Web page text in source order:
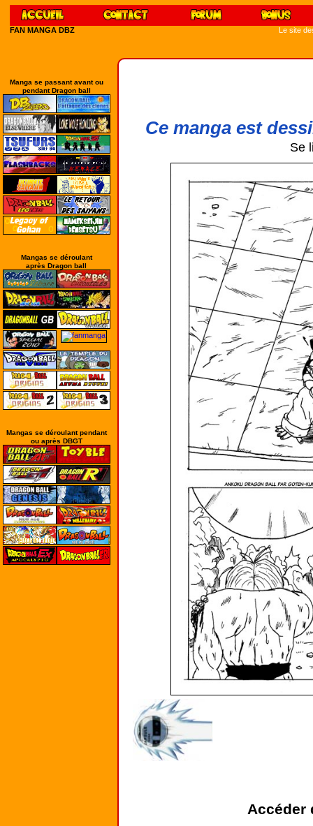
FAN MANGA DBZ Le site
Manga se passant avant ou
pendant Dragon ball
Mangas se déroulant
après Dragon ball
Mangas se déroulant pendant
ou après DBGT
Ce manga est
Se
Accéder